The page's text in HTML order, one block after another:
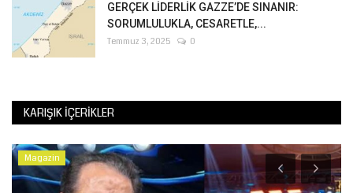
GERÇEK LİDERLİK GAZZE’DE SINANIR:
SORUMLULUKLA, CESARETLE,...
Temmuz 3, 2025 0
KARIŞIK İÇERIKLER
Magazin